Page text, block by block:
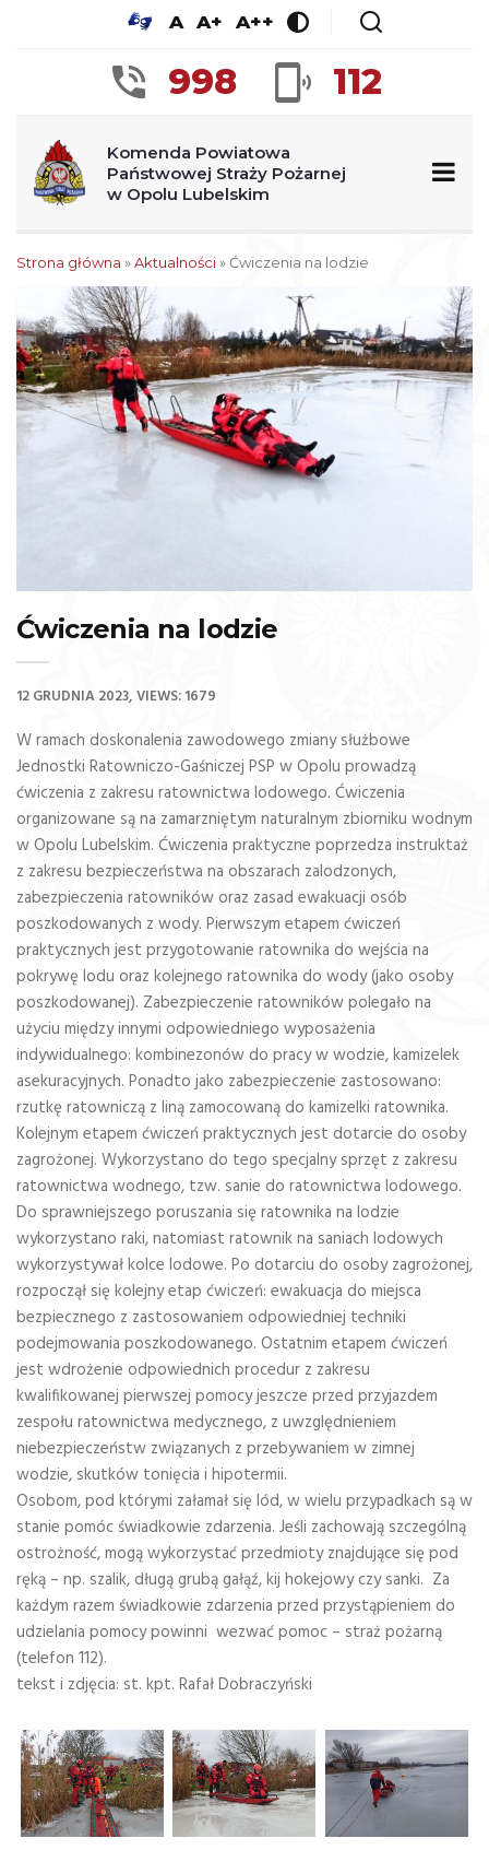
A A+ A++
998 112
Komenda Powiatowa
Państwowej Straży Pożarnej
w Opolu Lubelskim
Strona główna »Aktualności»Ćwiczenia na lodzie
Ćwiczenia na lodzie
12 GRUDNIA 2023 VIEWS: 1679
W ramach doskonalenia zawodowego zmiany służbowe
Jednostki Ratowniczo-Gaśniczej PSP w Opolu prowadzą
ćwiczenia z zakresu ratownictwa lodowego. Ćwiczenia
organizowane są na zamarzniętym naturalnym zbiorniku wodnym
w Opolu Lubelskim. Ćwiczenia praktyczne poprzedza instruktaż
z zakresu bezpieczeństwa na obszarach zalodzonych,
zabezpieczenia ratowników oraz zasad ewakuacji osób
poszkodowanych z wody. Pierwszym etapem ćwiczeń
praktycznych jest przygotowanie ratownika do wejścia na
pokrywę lodu oraz kolejnego ratownika do wody (jako osoby
poszkodowanej). Zabezpieczenie ratowników polegało na
użyciu między innymi odpowiedniego wyposażenia
indywidualnego: kombinezonów do pracy w wodzie, kamizelek
asekuracyjnych. Ponadto jako zabezpieczenie zastosowano:
rzutkę ratowniczą z liną zamocowaną do kamizelki ratownika.
Kolejnym etapem ćwiczeń praktycznych jest dotarcie do osoby
zagrożonej. Wykorzystano do tego specjalny sprzęt z zakresu
ratownictwa wodnego, tzw. sanie do ratownictwa lodowego.
Do sprawniejszego poruszania się ratownika na lodzie
wykorzystano raki, natomiast ratownik na saniach lodowych
wykorzystywał kolce lodowe. Po dotarciu do osoby zagrożonej,
rozpoczął się kolejny etap ćwiczeń: ewakuacja do miejsca
bezpiecznego z zastosowaniem odpowiedniej techniki
podejmowania poszkodowanego. Ostatnim etapem ćwiczeń
jest wdrożenie odpowiednich procedur z zakresu
kwalifikowanej pierwszej pomocy jeszcze przed przyjazdem
zespołu ratownictwa medycznego, z uwzględnieniem
niebezpieczeństw związanych z przebywaniem w zimnej
wodzie, skutków tonięcia i hipotermii.
Osobom, pod którymi załamał się lód, w wielu przypadkach są w
stanie pomóc świadkowie zdarzenia. Jeśli zachowają szczególną
ostrożność, mogą wykorzystać przedmioty znajdujące się pod
ręką – np. szalik, długą grubą gałąź, kij hokejowy czy sanki. Za
każdym razem świadkowie zdarzenia przed przystąpieniem do
udzielania pomocy powinni wezwać pomoc – straż pożarną
(telefon 112).
tekst i zdjęcia: st. kpt. Rafał Dobraczyński